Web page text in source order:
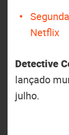
Netflix
Detective
lançado
julho.